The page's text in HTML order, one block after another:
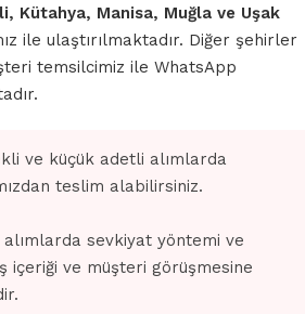
Kütahya, Manisa, Muğla ve Uşak
ile ulaştırılmaktadır. Diğer şehirler
temsilcimiz ile WhatsApp
ve küçük adetli alımlarda
teslim alabilirsiniz.
alımlarda sevkiyat yöntemi ve
içeriği ve müşteri görüşmesine